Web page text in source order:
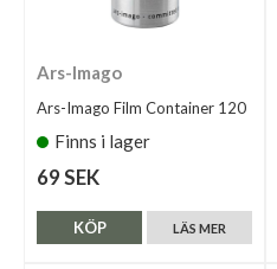
Ars-Imago
Ars-Imago Film Container 120
Finns i lager
69 SEK
LÄS MER
KÖP